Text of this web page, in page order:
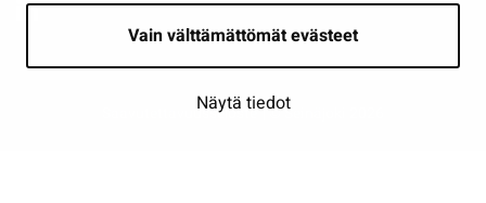
Vain välttämättömät evästeet
Näytä tiedot
Saavutettavuusseloste | © Seinäjoki 2026